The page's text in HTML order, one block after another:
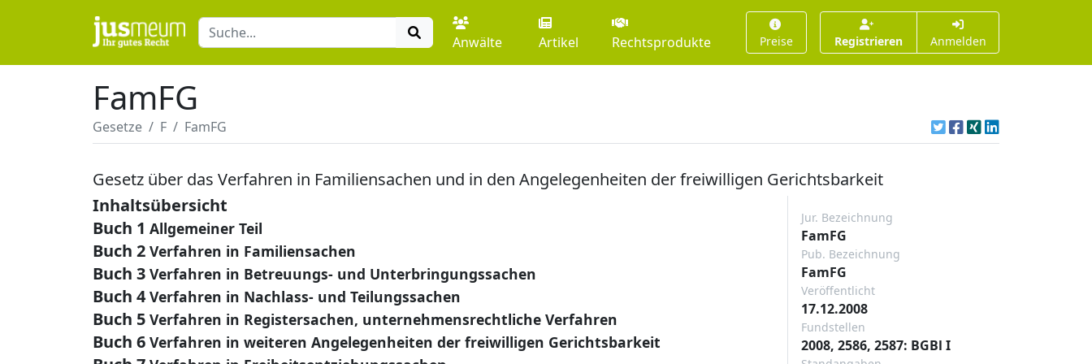
Anwälte Artikel Rechtsprodukte Preise Registrieren Anmelden
FamFG
Gesetze F FamFG
Gesetz über das Verfahren in Familiensachen und in den Angelegenheiten der freiwilligen Gerichtsbarkeit
Inhaltsübersicht
Buch 1 Allgemeiner Teil
Buch 2 Verfahren in Familiensachen
Buch 3 Verfahren in Betreuungs- und Unterbringungssachen
Buch 4 Verfahren in Nachlass- und Teilungssachen
Buch 5 Verfahren in Registersachen, unternehmensrechtliche Verfahren
Buch 6 Verfahren in weiteren Angelegenheiten der freiwilligen Gerichtsbarkeit
Jur. Bezeichnung
FamFG
Pub. Bezeichnung
FamFG
Veröffentlicht
17.12.2008
Fundstellen
2008, 2586, 2587: BGBl I